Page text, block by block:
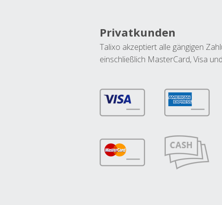
Privatkunden
Talixo akzeptiert alle gängigen
einschließlich MasterCard, Visa